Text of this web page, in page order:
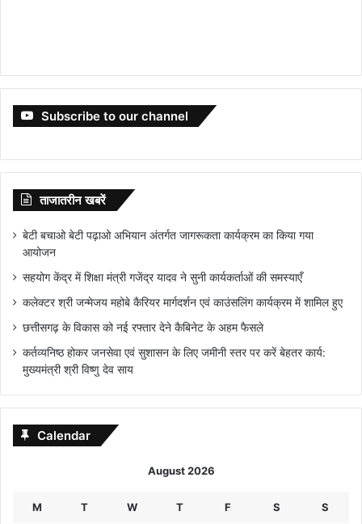
Subscribe to our channel
ताजातरीन खबरें
बेटी बचाओ बेटी पढ़ाओ अभियान अंतर्गत जागरूकता कार्यक्रम का किया गया
आयोजन
सहयोग केंद्र में शिक्षा मंत्री गजेंद्र यादव ने सुनी कार्यकर्ताओं की समस्याएँ
कलेक्टर श्री जन्मेजय महोबे कैरियर मार्गदर्शन एवं काउंसलिंग कार्यक्रम में शामिल हुए
छत्तीसगढ़ के विकास को नई रफ्तार देने कैबिनेट के अहम फैसले
कर्तव्यनिष्ठ होकर जनसेवा एवं सुशासन के लिए जमीनी स्तर पर करें बेहतर कार्य:
मुख्यमंत्री श्री विष्णु देव साय
Calendar
August 2026
M T W T F S S